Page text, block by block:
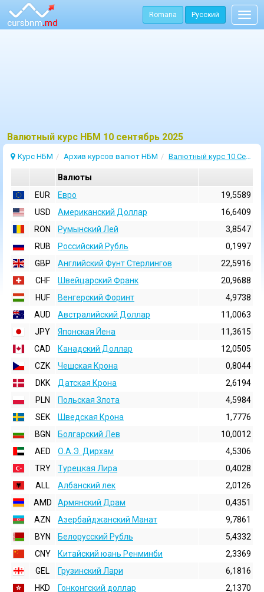
Romana Русский
Bалютный курс НБМ 10 сентябрь 2025
Курс НБМ Архив курсов валют НБМ Валютный курс 10 Сентябрь 2025
Валюты
EUR
Евро
19,5589
USD
Aмериканский Доллар
16,6409
RON
Румынский Лей
3,8547
RUB
Российский Рубль
0,1997
GBP
Английский Фунт Стерлингов
22,5916
CHF
Швейцарский Франк
20,9688
HUF
Венгерский Форинт
4,9738
AUD
Австралийский Доллар
11,0063
JPY
Японская Йена
11,3615
CAD
Канадский Доллар
12,0505
CZK
Чешская Крона
0,8044
DKK
Датская Крона
2,6194
PLN
Польская Злота
4,5984
SEK
Шведская Крона
1,7776
BGN
Болгарский Лев
10,0012
AED
О.А.Э. Дирхам
4,5306
TRY
Турецкая Лира
0,4028
ALL
Албанский лек
2,0126
AMD
Армянский Драм
0,4351
AZN
Азербайджанский Манат
9,7861
BYN
Белорусский Рубль
5,4332
CNY
Китайский юань Ренминби
2,3369
GEL
Грузинский Лари
6,1816
HKD
Гонконгский доллаp
2,1370